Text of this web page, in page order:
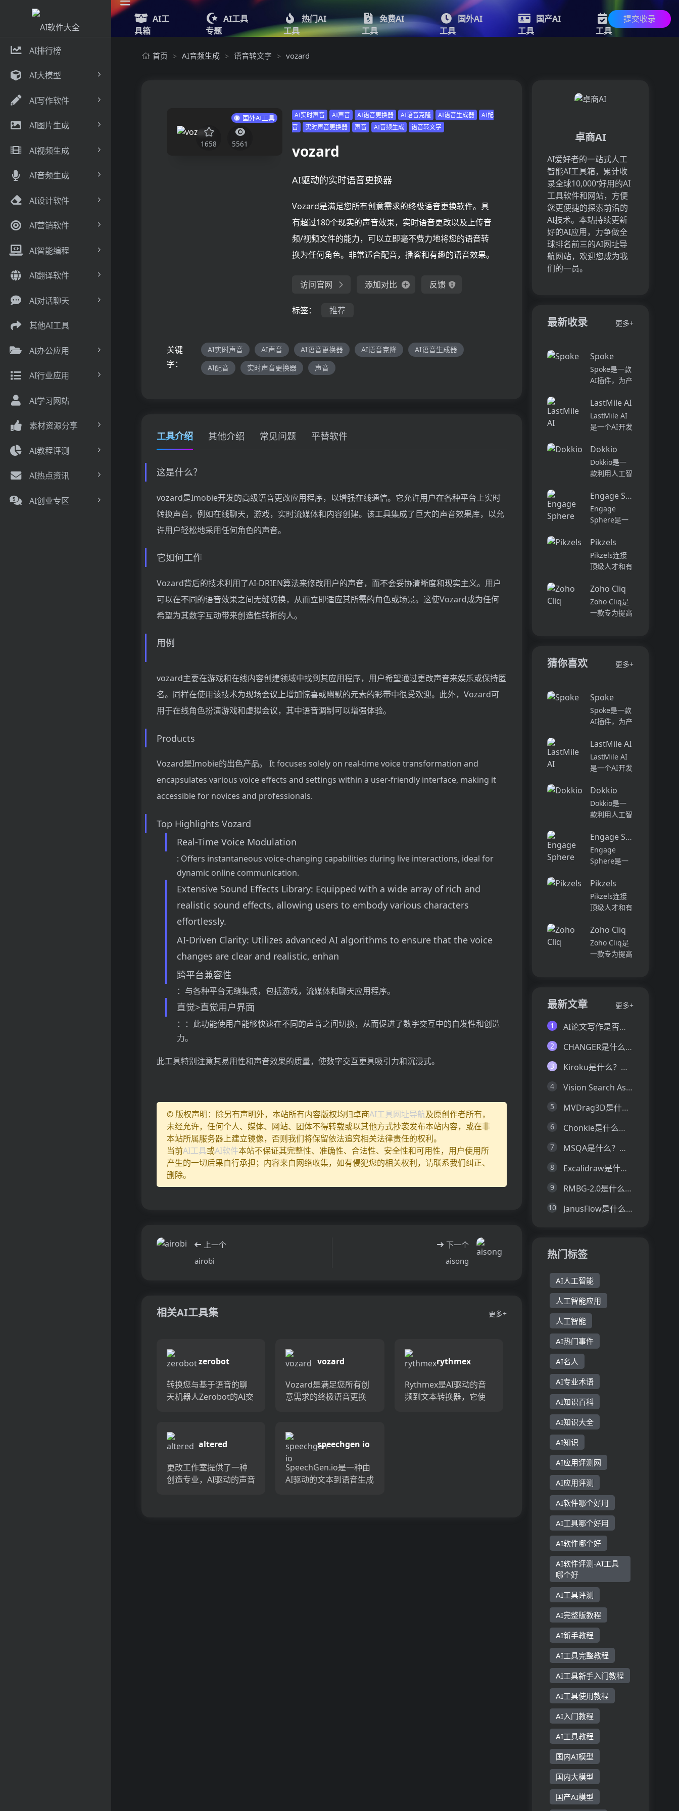
AI排行榜
AI大模型
AI写作软件
AI图片生成
AI视频生成
AI音频生成
AI设计软件
AI营销软件
AI智能编程
AI翻译软件
AI对话聊天
其他AI工具
AI办公应用
AI行业应用
AI学习网站
素材资源分享
AI教程评测
AI热点资讯
AI创业专区
AI工
具箱
AI工具
专题
热门AI
工具
免费AI
工具
国外AI
工具
国产AI
工具
新的AI
工具
提交收录
首页 > AI音频生成 > 语音转文字 > vozard
国外AI工具
1658 5561
AI实时声音 AI声音 AI语音更换器 AI语音克隆 AI语音生成器
AI配
音
实时声音更换器 声音 AI音频生成 语音转文字
vozard
AI驱动的实时语音更换器
Vozard是满足您所有创意需求的终极语音更换软件。具
有超过180个现实的声音效果，实时语音更改以及上传音
频/视频文件的能力，可以立即毫不费力地将您的语音转
换为任何角色。非常适合配音，播客和有趣的语音效果。
访问官网 添加对比 反馈
标签： 推荐
关键
字：
AI实时声音 AI声音 AI语音更换器 AI语音克隆
AI语音生成器
AI配音
实时声音更换器 声音
工具介绍 其他介绍 常见问题 平替软件
这是什么？
vozard是Imobie开发的高级语音更改应用程序，以增强在线通信。它允许用户在各种平台上实时
转换声音，例如在线聊天，游戏，实时流媒体和内容创建。该工具集成了巨大的声音效果库，以允
许用户轻松地采用任何角色的声音。
它如何工作
Vozard背后的技术利用了AI-DRIEN算法来修改用户的声音，而不会妥协清晰度和现实主义。用户
可以在不同的语音效果之间无缝切换，从而立即适应其所需的角色或场景。这使Vozard成为任何
希望为其数字互动带来创造性转折的人。
用例
vozard主要在游戏和在线内容创建领域中找到其应用程序，用户希望通过更改声音来娱乐或保持匿
名。同样在使用该技术为现场会议上增加惊喜或幽默的元素的彩带中很受欢迎。此外，Vozard可
用于在线角色扮演游戏和虚拟会议，其中语音调制可以增强体验。
Products
Vozard是Imobie的出色产品。 It focuses solely on real-time voice transformation and
encapsulates various voice effects and settings within a user-friendly interface, making it
accessible for novices and professionals.
Top Highlights Vozard
Real-Time Voice Modulation
: Offers instantaneous voice-changing capabilities during live interactions, ideal for
dynamic online communication.
Extensive Sound Effects Library: Equipped with a wide array of rich and
realistic sound effects, allowing users to embody various characters
effortlessly.
AI-Driven Clarity: Utilizes advanced AI algorithms to ensure that the voice
changes are clear and realistic, enhan
跨平台兼容性
：与各种平台无缝集成，包括游戏，流媒体和聊天应用程序。
直觉>直觉用户界面
：：此功能使用户能够快速在不同的声音之间切换，从而促进了数字交互中的自发性和创造
力。
此工具特别注意其易用性和声音效果的质量，使数字交互更具吸引力和沉浸式。
© 版权声明：除另有声明外，本站所有内容版权均归卓商AI工具网址导航及原创作者所有，
未经允许，任何个人、媒体、网站、团体不得转载或以其他方式抄袭发布本站内容，或在非
本站所属服务器上建立镜像，否则我们将保留依法追究相关法律责任的权利。
当前AI工具或AI软件本站不保证其完整性、准确性、合法性、安全性和可用性，用户使用所
产生的一切后果自行承担；内容来自网络收集，如有侵犯您的相关权利，请联系我们纠正、
删除。
上一个
airobi
下一个
aisong
相关AI工具集 更多+
zerobot
转换您与基于语音的聊
天机器人Zerobot的AI交
的麻烦。正如Zerobot所
理解并毫不费力地对您
vozard
Vozard是满足您所有创
意需求的终极语音更换
音更改以及上传音频/视
频文件的能力，可以立
即毫不费力地将您的...
rythmex
Rythmex是AI驱动的音
频到文本转换器，它使
altered
更改工作室提供了一种
创造专业，AI驱动的声音
speechgen io
SpeechGen.io是一种由
AI驱动的文本到语音生成
卓商AI
AI爱好者的一站式人工
智能AI工具箱，累计收
录全球10,000⁺好用的AI
工具软件和网站，方便
您更便捷的探索前沿的
AI技术。本站持续更新
好的AI应用，力争做全
球排名前三的AI网址导
航网站，欢迎您成为我
们的一员。
最新收录 更多+
Spoke
Spoke是一款
AI插件，为产
大的、注重隐
私的AI功能，
能够在几秒钟
上下文信息。
它可以帮助全
球快速增长的
团队节省时
间，创造上
下...
LastMile AI
LastMile AI
是一个AI开发
程师而设计，
可以用于原型
开发和生成式
产。它提供了
一站式的多模
态AI模型访
问，包括语言
模型（...
Dokkio
Dokkio是一
款利用人工智
文件协作的工
具。它能帮助
用户管理多个
档和文件、整
理研究材料、
组织内容库，
并将所有文件
和内容集中在
Engage Sphere AI
Engage
Sphere是一
工参与度分析
平台。它可以
深入分析公司
队和岗位的参
与度,帮助管
理者明确团队
互动症结所
Pikzels
Pikzels连接
顶级人才和有
我们促进协
作，释放创意
卓越。加入我
量，释放你的
Zoho Cliq
Zoho Cliq是
一款专为提高
团队成员、对
方,实现无缝
连接。主要功
能包括:组
猜你喜欢 更多+
Spoke
Spoke是一款
AI插件，为产
大的、注重隐
私的AI功能，
能够在几秒钟
上下文信息。
它可以帮助全
球快速增长的
团队节省时
间，创造上
下...
LastMile AI
LastMile AI
是一个AI开发
程师而设计，
可以用于原型
开发和生成式
产。它提供了
一站式的多模
态AI模型访
问，包括语言
模型（...
Dokkio
Dokkio是一
款利用人工智
文件协作的工
具。它能帮助
用户管理多个
档和文件、整
理研究材料、
组织内容库，
并将所有文件
和内容集中在
Engage Sphere AI
Engage
Sphere是一
工参与度分析
平台。它可以
深入分析公司
队和岗位的参
与度,帮助管
理者明确团队
互动症结所
Pikzels
Pikzels连接
顶级人才和有
我们促进协
作，释放创意
卓越。加入我
量，释放你的
Pi...
Zoho Cliq
Zoho Cliq是
一款专为提高
团队成员、对
话和工作流集
中在一个地
方,实现无缝
连接。主要功
能包括:组
最新文章 更多+
1 AI论文写作是否靠谱？这6款论文AI写作神器真的可以让你效率翻倍
2 CHANGER是什么？一文让你看懂CHANGER的技术原理、主要功能、应用场景
3 Kiroku是什么？一文让你看懂Kiroku的技术原理、主要功能、应用场景
4 Vision Search Assistant是什么？一文让你看懂Vision Search Assistant的技术原理、主要功能、应用场景
5 MVDrag3D是什么？一文让你看懂MVDrag3D的技术原理、主要功能、应用场景
6 Chonkie是什么？一文让你看懂Chonkie的技术原理、主要功能、应用场景
7 MSQA是什么？一文让你看懂MSQA的技术原理、主要功能、应用场景
8 Excalidraw是什么？一文让你看懂Excalidraw的技术原理、主要功能、应用场景
9 RMBG-2.0是什么？一文让你看懂RMBG-2.0的技术原理、主要功能、应用场景
10 JanusFlow是什么？一文让你看懂JanusFlow的技术原理、主要功能、应用场景
热门标签
AI人工智能
人工智能应用
人工智能
AI热门事件
AI名人
AI专业术语
AI知识百科
AI知识大全
AI知识
AI应用评测网
AI应用评测
AI软件哪个好用
AI工具哪个好用
AI软件哪个好
AI软件评测-AI工具
哪个好
AI工具评测
AI完整版教程
AI新手教程
AI工具完整教程
AI工具新手入门教程
AI工具使用教程
AI入门教程
AI工具教程
国内AI模型
国内大模型
国产AI模型